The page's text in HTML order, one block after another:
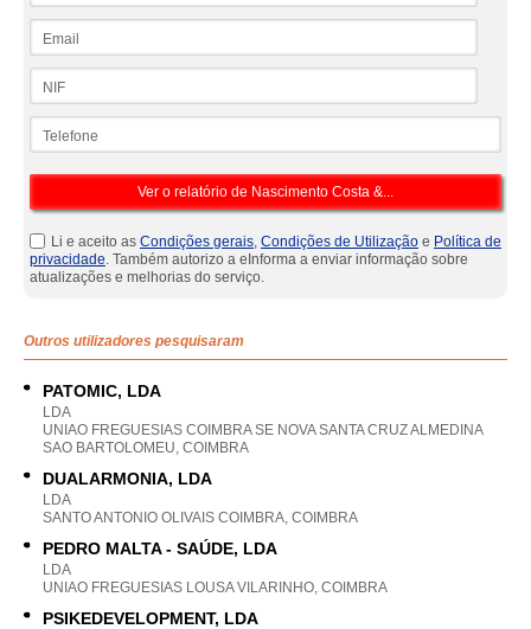
Li e aceito as Condições gerais, Condições de Utilização e Política de
privacidade. Também autorizo a eInforma a enviar informação sobre
atualizações e melhorias do serviço.
Outros utilizadores pesquisaram
PATOMIC, LDA
LDA
UNIAO FREGUESIAS COIMBRA SE NOVA SANTA CRUZ ALMEDINA
SAO BARTOLOMEU, COIMBRA
DUALARMONIA, LDA
LDA
SANTO ANTONIO OLIVAIS COIMBRA, COIMBRA
PEDRO MALTA - SAÚDE, LDA
LDA
UNIAO FREGUESIAS LOUSA VILARINHO, COIMBRA
PSIKEDEVELOPMENT, LDA